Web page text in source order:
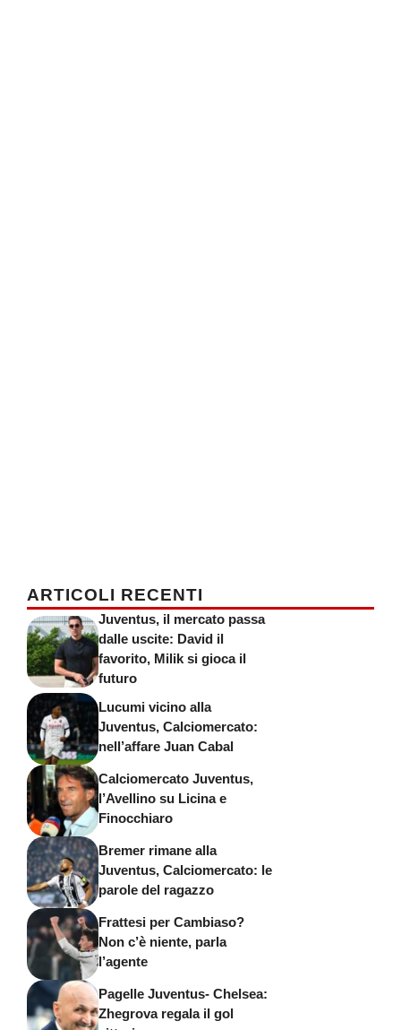
ARTICOLI RECENTI
Juventus, il mercato passa
dalle uscite: David il
favorito, Milik si gioca il
futuro
Lucumi vicino alla
Juventus, Calciomercato:
nell’affare Juan Cabal
Calciomercato Juventus,
l’Avellino su Licina e
Finocchiaro
Bremer rimane alla
Juventus, Calciomercato: le
parole del ragazzo
Frattesi per Cambiaso?
Non c’è niente, parla
l’agente
Pagelle Juventus- Chelsea:
Zhegrova regala il gol